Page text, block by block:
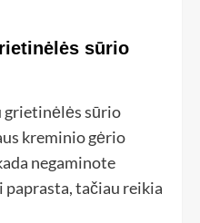
sūrio
grietinėlės sūrio
kreminio gėrio
negaminote
tačiau reikia